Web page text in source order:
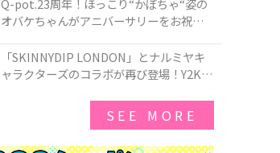
たコレクションが登場
Q-pot.23周年！ほっこり“かぼちゃ“姿の
オバケちゃんがアニバーサリーをお祝い
ー」が新発売！Q-pot CAFE.では「かぼち
ゃのオバケーキプレート」も登場
「SKINNYDIP LONDON」とナルミヤキ
ャラクターズのコラボが再び登場！Y2Kム
SEE MORE